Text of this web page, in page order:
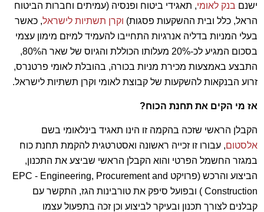
ישנם בנק לאומי, תאגידי ביטוח ופנסיה (עמיתים וחברות הביטוח
הראל, כלל ובית ההשקעות פסגות) וקרן תשתיות לישראל, כאשר
בעלי המניות בדליה אנרגיות התחייבו להעמיד למיזם מימון עצמי
בסכום המגיע לכ-20% מעלותו הכוללת והגיוס של שאר ה80%,
התבצע באמצעות מכירת מניות בכורה, בהובלת לאומי פרטנרס,
זרוע הבנקאות להשקעות של קבוצת לאומי וקרן תשתיות לישראל.
אז מי הקים את תחנת הכוח?
הקבלן הראשי שזכה בהקמה זו הינו תאגיד בינלאומי בשם
אלסטום, עבורו זו זכייה ראשונה ואסטרטגית להקמת תחנת כוח
במגזר החשמל הפרטי והוא הקבלן הראשי שביצע את התכנון,
הביצוע והרכש (פרויקט EPC - Engineering, Procurement and
Construction ) ובפועל סיפק את טורבינות הגז, התקשר עם
קבלנים לצורך תכנון ובעיקר לביצוע וכן זכה בתפעול עצמו